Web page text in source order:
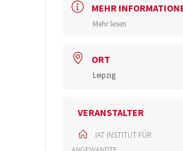
MEHR
Mehr lesen
ORT
Leipzig
VERANSTALTER
IAT INSTITUT FÜR